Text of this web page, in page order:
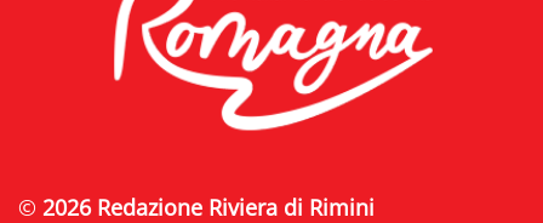
© 2026 Redazione Riviera di Rimini